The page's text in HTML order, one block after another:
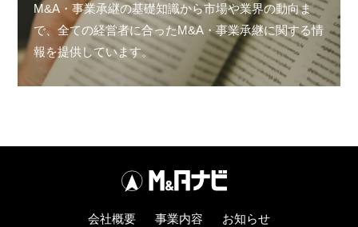
M&A・事業承継の基礎知識から市場や業界の動向ま
で、全ての経営者に合ったM&A・事業承継に関する情
報を提供しています。
会社概要 事業内容
お知らせ